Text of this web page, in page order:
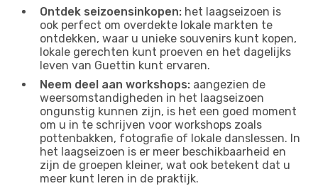
Ontdek seizoensinkopen: het laagseizoen is
ook perfect om overdekte lokale markten te
ontdekken, waar u unieke souvenirs kunt kopen,
lokale gerechten kunt proeven en het dagelijks
leven van Guettin kunt ervaren.
Neem deel aan workshops: aangezien de
weersomstandigheden in het laagseizoen
ongunstig kunnen zijn, is het een goed moment
om u in te schrijven voor workshops zoals
pottenbakken, fotografie of lokale danslessen. In
het laagseizoen is er meer beschikbaarheid en
zijn de groepen kleiner, wat ook betekent dat u
meer kunt leren in de praktijk.